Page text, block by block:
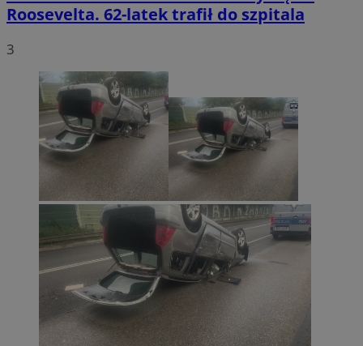
Roosevelta. 62-latek trafił do szpitala
3